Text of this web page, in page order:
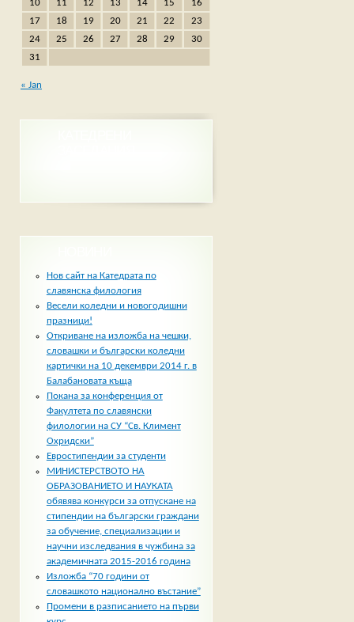
10
11 12 13 14 15
16
17
18 19 20 21 22
23
24
25 26 27 28 29
30
31
« Jan
Нов сайт на Катедрата по
славянска филология
Весели коледни и новогодишни
празници!
Откриване на изложба на чешки,
словашки и български коледни
картички на 10 декември 2014 г. в
Балабановата къща
Покана за конференция от
Факултета по славянски
филологии на СУ “Св. Климент
Охридски”
Евростипендии за студенти
МИНИСТЕРСТВОТО НА
ОБРАЗОВАНИЕТО И НАУКАТА
обявява конкурси за отпускане на
стипендии на български граждани
за обучение, специализации и
научни изследвания в чужбина за
академичната 2015-2016 година
Изложба “70 години от
словашкото национално въстание”
Промени в разписанието на първи